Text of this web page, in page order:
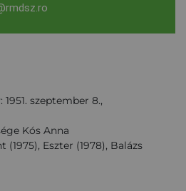
szeptember 8.,
Kós Anna
Eszter (1978), Balázs